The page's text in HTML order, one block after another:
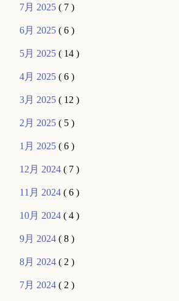
7月 2025( 7 )
6月 2025( 6 )
5月 2025( 14 )
4月 2025( 6 )
3月 2025( 12 )
2月 2025( 5 )
1月 2025( 6 )
12月 2024( 7 )
11月 2024( 6 )
10月 2024( 4 )
9月 2024( 8 )
8月 2024( 2 )
7月 2024( 2 )